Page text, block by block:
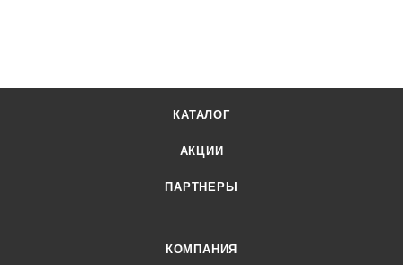
КАТАЛОГ
АКЦИИ
ПАРТНЕРЫ
КОМПАНИЯ